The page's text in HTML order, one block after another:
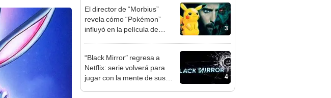
3
El director de “Morbius”
revela cómo “Pokémon”
influyó en la película de
4
“Black Mirror″ regresa a
Netflix: serie volverá para
jugar con la mente de sus